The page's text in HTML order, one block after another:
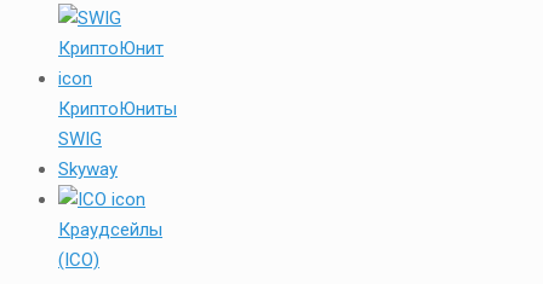
КриптоЮниты
SWIG
Skyway
Краудсейлы
(ICO)